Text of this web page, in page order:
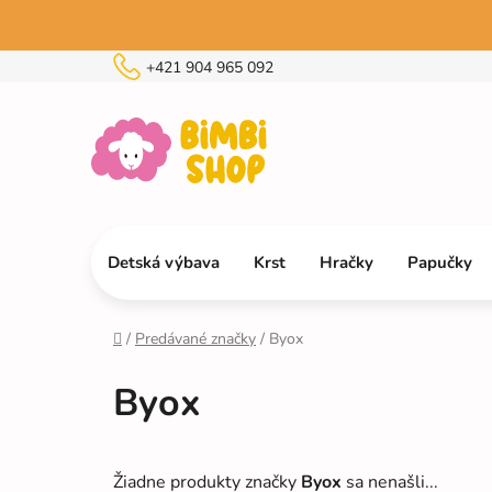
+421 904 965 092
Detská výbava Krst Hračky Papučky
/ Predávané značky / Byox
Byox
Žiadne produkty značky Byox sa nenašli...